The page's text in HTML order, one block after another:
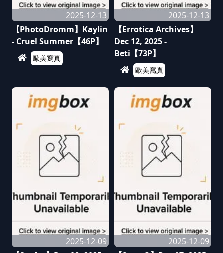
2025-12-13
【PhotoDromm】Kaylin
- Cruel Summer【46P】
歐美寫真
2025-12-13
【Errotica Archives】
Dec 12, 2025 -
Beti【73P】
歐美寫真
2025-12-09
2025-12-09